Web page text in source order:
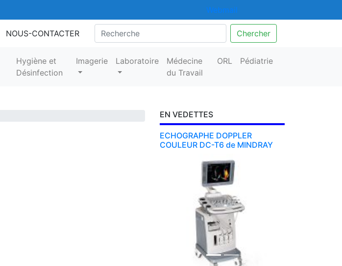
Webmail
NOUS-CONTACTER Chercher
Hygiène et
Désinfection
Imagerie Laboratoire
Médecine
du Travail
ORL Pédiatrie
EN VEDETTES
ECHOGRAPHE DOPPLER
COULEUR DC-T6 de MINDRAY
Précedent